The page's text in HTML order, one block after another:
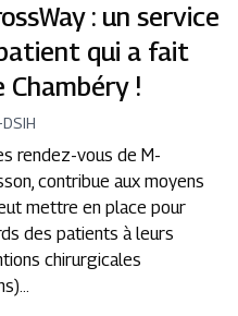
: un service
qui a fait
Chambéry !
-DSIH
rendez-vous de M-
contribue aux moyens
mettre en place pour
des patients à leurs
chirurgicales